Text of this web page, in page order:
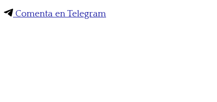
Comenta en Telegram